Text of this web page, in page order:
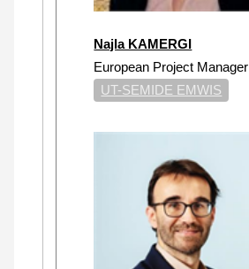
Najla KAMERGI
European Project Manager
UT-SEMIDE EMWIS